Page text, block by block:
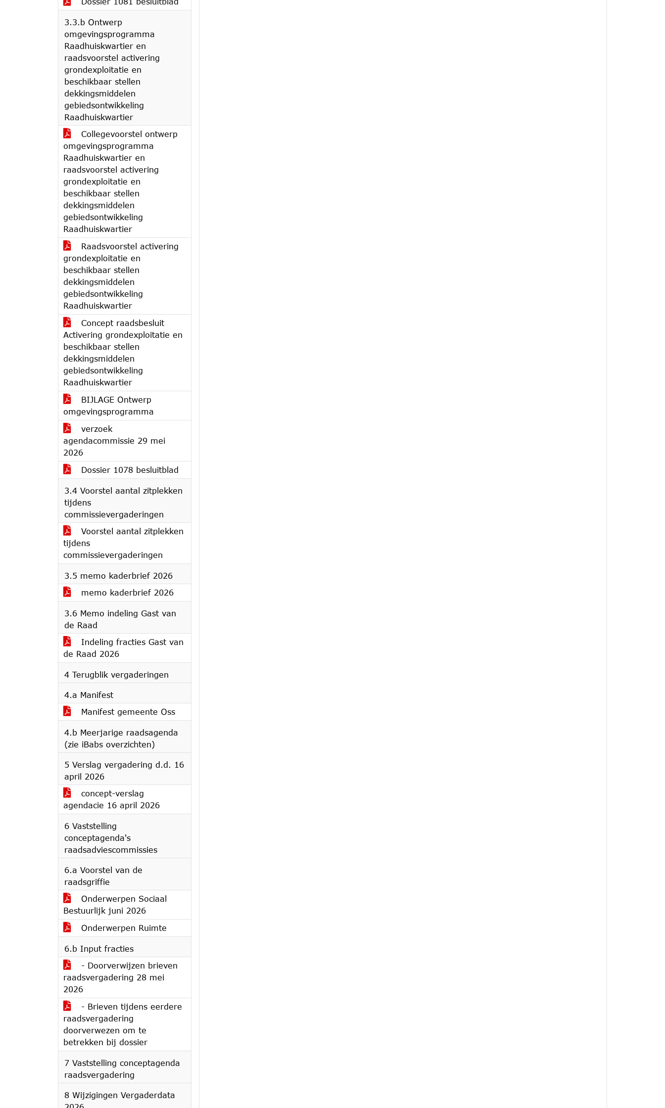
3.3.b Ontwerp
omgevingsprogramma
Raadhuiskwartier en
raadsvoorstel activering
grondexploitatie en
beschikbaar stellen
dekkingsmiddelen
gebiedsontwikkeling
Raadhuiskwartier
Collegevoorstel ontwerp
omgevingsprogramma
Raadhuiskwartier en
raadsvoorstel activering
grondexploitatie en
beschikbaar stellen
dekkingsmiddelen
gebiedsontwikkeling
Raadhuiskwartier
Raadsvoorstel activering
grondexploitatie en
beschikbaar stellen
dekkingsmiddelen
gebiedsontwikkeling
Raadhuiskwartier
Concept raadsbesluit
Activering grondexploitatie en
beschikbaar stellen
dekkingsmiddelen
gebiedsontwikkeling
Raadhuiskwartier
BIJLAGE Ontwerp
omgevingsprogramma
verzoek
agendacommissie 29 mei
2026
Dossier 1078 besluitblad
3.4 Voorstel aantal zitplekken
tijdens
commissievergaderingen
Voorstel aantal zitplekken
tijdens
commissievergaderingen
3.5 memo kaderbrief 2026
memo kaderbrief 2026
3.6 Memo indeling Gast van
de Raad
Indeling fracties Gast van
de Raad 2026
4 Terugblik vergaderingen
4.a Manifest
Manifest gemeente Oss
4.b Meerjarige raadsagenda
(zie iBabs overzichten)
5 Verslag vergadering d.d. 16
april 2026
concept-verslag
agendacie 16 april 2026
6 Vaststelling
conceptagenda's
raadsadviescommissies
6.a Voorstel van de
raadsgriffie
Onderwerpen Sociaal
Bestuurlijk juni 2026
Onderwerpen Ruimte
6.b Input fracties
- Doorverwijzen brieven
raadsvergadering 28 mei
2026
- Brieven tijdens eerdere
raadsvergadering
doorverwezen om te
betrekken bij dossier
7 Vaststelling conceptagenda
raadsvergadering
8 Wijzigingen Vergaderdata